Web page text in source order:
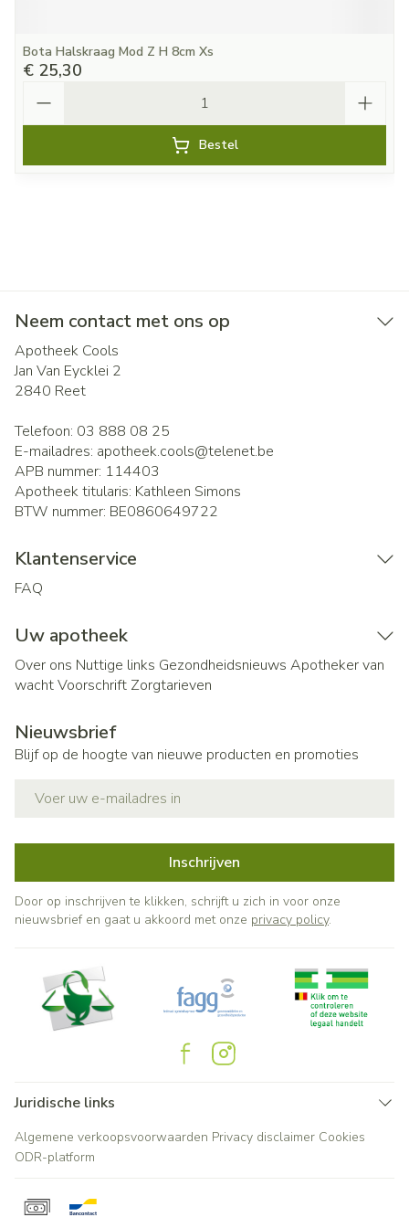
Bota Halskraag Mod Z H 8cm Xs
€ 25,30
Bestel
Neem contact met ons op
Apotheek Cools
Jan Van Eycklei 2
2840 Reet
Telefoon: 03 888 08 25
E-mailadres: apotheek.cools@telenet.be
APB nummer: 114403
Apotheek titularis: Kathleen Simons
BTW nummer: BE0860649722
Klantenservice
FAQ
Uw apotheek
Over ons Nuttige links Gezondheidsnieuws Apotheker van
wachtVoorschrift Zorgtarieven
Nieuwsbrief
Blijf op de hoogte van nieuwe producten en promoties
Inschrijven
Door op inschrijven te klikken, schrijft u zich in voor onze
nieuwsbrief en gaat u akkoord met onze privacy policy.
Juridische links
Algemene verkoopsvoorwaarden Privacy disclaimer Cookies
ODR-platform